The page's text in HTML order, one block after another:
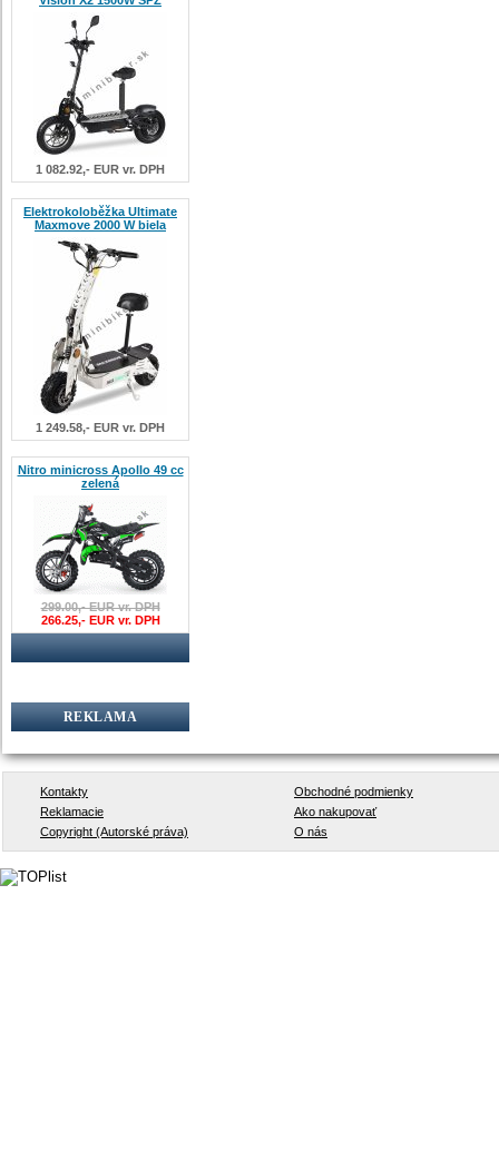
1 082.92,- EUR vr. DPH
Elektrokoloběžka Ultimate
Maxmove 2000 W biela
1 249.58,- EUR vr. DPH
Nitro minicross Apollo 49 cc
zelená
299.00,- EUR vr. DPH
266.25,- EUR vr. DPH
REKLAMA
Kontakty
Obchodné podmienky
Reklamacie
Ako nakupovať
Copyright (Autorské práva)
O nás